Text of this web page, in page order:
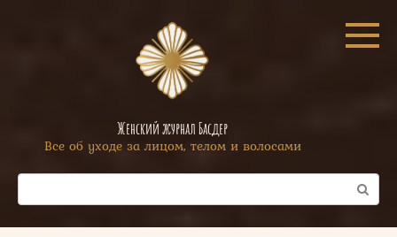
Женский журнал Басдер
Все об уходе за лицом, телом и волосами
Поиск: